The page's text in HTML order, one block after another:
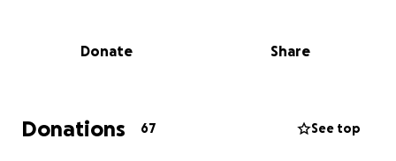
Donate Share
Donations 67 See top